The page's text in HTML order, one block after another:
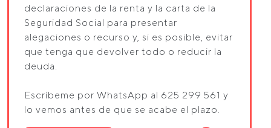
declaraciones de la renta y la carta de la
Seguridad Social para presentar
alegaciones o recurso y, si es posible, evitar
que tenga que devolver todo o reducir la
deuda.
Escríbeme por WhatsApp al 625 299 561 y
lo vemos antes de que se acabe el plazo.